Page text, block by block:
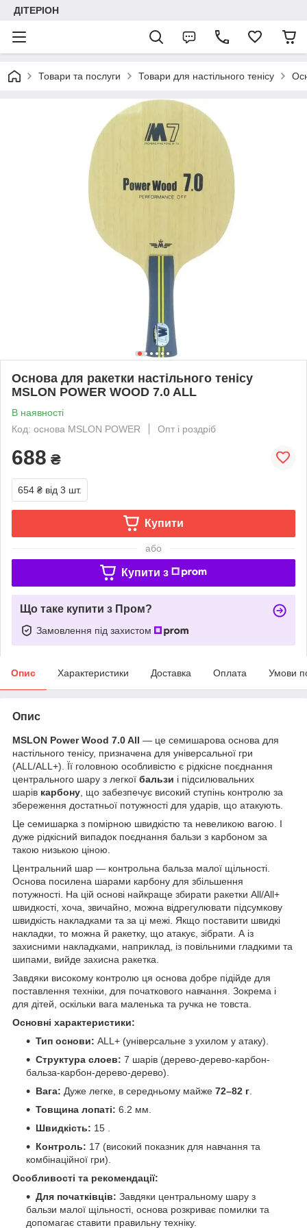
ДІТЕРІОН
Товари та послуги Товари для настільного тенісу
Основа для ракетки настільного тенісу
MSLON POWER WOOD 7.0 ALL
В наявності
Код: основа MSLON POWER
Опт і роздріб
688 ₴
654 ₴ від 3 шт.
Купити
або
Купити з
Що таке купити з Пром?
Замовлення під захистом
Опис Характеристики Доставка Оплата Умови
Опис
MSLON Power Wood 7.0 All — це семишарова основа для
настільного тенісу, призначена для універсальної гри
(ALL/ALL+). Її головною особливістю є рідкісне поєднання
центрального шару з легкої бальзи і підсилювальних
шарів карбону , що забезпечує високий ступінь контролю за
збереження достатньої потужності для ударів, що атакують.
Це семишарка з помірною швидкістю та невеликою вагою. І
дуже рідкісний випадок поєднання бальзи з карбоном за
такою низькою ціною.
Центральний шар — контрольна бальза малої щільності.
Основа посилена шарами карбону для збільшення
потужності. На цій основі найкраще збирати ракетки All/All+
швидкості, хоча, звичайно, можна відрегулювати підсумкову
швидкість накладками та за ці межі. Якщо поставити швидкі
накладки, то можна й ракетку, що атакує, зібрати. А із
захисними накладками, наприклад, із повільними гладкими та
шипами, вийде захисна ракетка.
Завдяки високому контролю ця основа добре підійде для
поставлення техніки, для початкового навчання. Зокрема і
для дітей, оскільки вага маленька та ручка не товста.
Основні характеристики:
Тип основи: ALL+ (універсальне з ухилом у атаку).
Структура слоев: 7 шарів (дерево-дерево-карбон-
бальза-карбон-дерево-дерево).
Вага: Дуже легке, в середньому майже 72–82 г
Товщина лопаті: 6.2 мм.
Швидкість: 15 .
Контроль: 17 (високий показник для навчання та
комбінаційної гри).
Особливості та рекомендації:
Для початківців: Завдяки центральному шару з
бальзи малої щільності, основа розкриває помилки та
допомагає ставити правильну техніку.